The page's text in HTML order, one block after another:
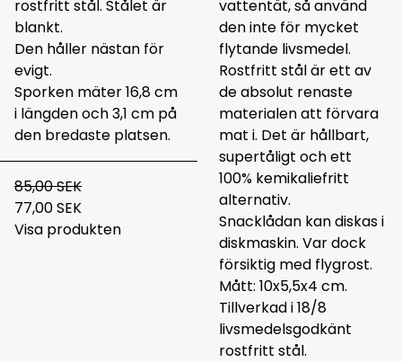
rostfritt stål. Stålet är
blankt.
Den håller nästan för
evigt.
Sporken mäter 16,8 cm
i längden och 3,1 cm på
den bredaste platsen.
85,00 SEK
77,00 SEK
Visa produkten
vattentät, så använd
den inte för mycket
flytande livsmedel.
Rostfritt stål är ett av
de absolut renaste
materialen att förvara
mat i. Det är hållbart,
supertåligt och ett
100% kemikaliefritt
alternativ.
Snacklådan kan diskas i
diskmaskin. Var dock
försiktig med flygrost.
Mått: 10x5,5x4 cm.
Tillverkad i 18/8
livsmedelsgodkänt
rostfritt stål.